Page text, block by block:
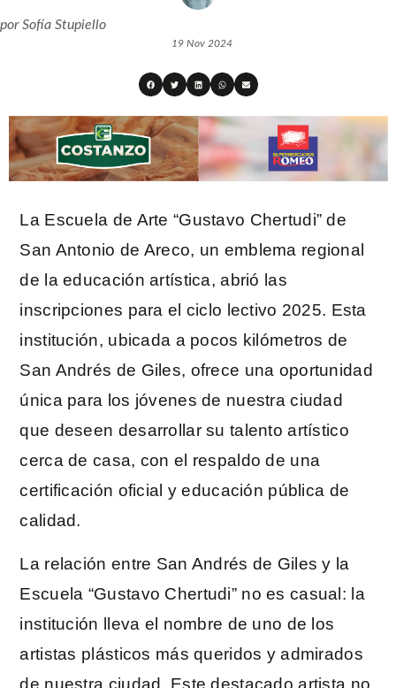
porSofía Stupiello
19 Nov 2024
La Escuela de Arte “Gustavo Chertudi” de
San Antonio de Areco, un emblema regional
de la educación artística, abrió las
inscripciones para el ciclo lectivo 2025. Esta
institución, ubicada a pocos kilómetros de
San Andrés de Giles, ofrece una oportunidad
única para los jóvenes de nuestra ciudad
que deseen desarrollar su talento artístico
cerca de casa, con el respaldo de una
certificación oficial y educación pública de
calidad.
La relación entre San Andrés de Giles y la
Escuela “Gustavo Chertudi” no es casual: la
institución lleva el nombre de uno de los
artistas plásticos más queridos y admirados
de nuestra ciudad. Este destacado artista no